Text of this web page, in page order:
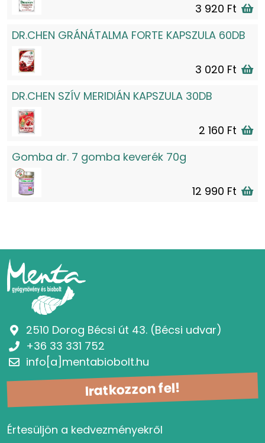
3 920 Ft
DR.CHEN GRÁNÁTALMA FORTE KAPSZULA 60DB
3 020 Ft
DR.CHEN SZÍV MERIDIÁN KAPSZULA 30DB
2 160 Ft
Gomba dr. 7 gomba keverék 70g
12 990 Ft
Iratkozzon fel!
Értesüljön a kedvezményekről
2510 Dorog Bécsi út 43. (Bécsi udvar)
+36 33 331 752
info[a]mentabiobolt.hu